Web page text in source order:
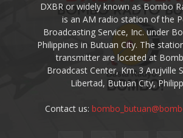
DXBR or widely known as Bombo
is an AM radio station of the
Broadcasting Service, Inc. under
Philippines in Butuan City. The
transmitter are located at
Broadcast Center, Km. 3 Arujville
Libertad, Butuan City,
Contact us: